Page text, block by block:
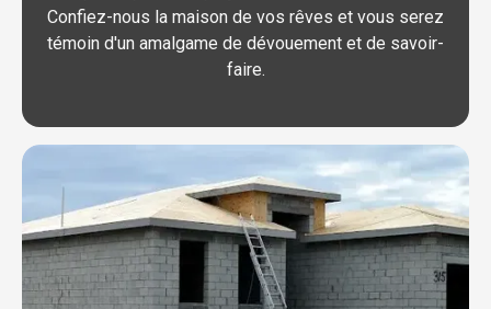
Confiez-nous la maison de vos rêves et vous serez
témoin d'un amalgame de dévouement et de savoir-
faire.